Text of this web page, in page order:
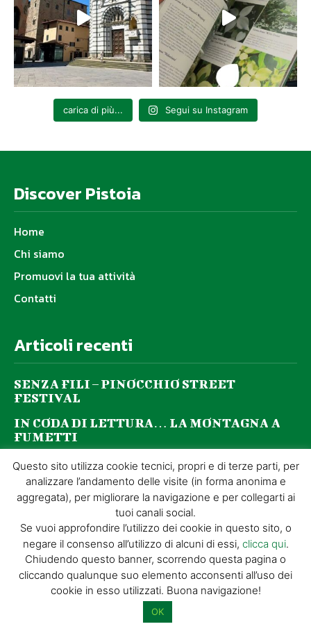
carica di più... Segui su Instagram
Discover Pistoia
Home
Chi siamo
Promuovi la tua attività
Contatti
Articoli recenti
SENZA FILI – PINOCCHIO STREET
FESTIVAL
IN CODA DI LETTURA… LA MONTAGNA A
FUMETTI
100 Numeri per Discover Pistoia!
La 6ª edizione di OltreLaRocca sta per
arrivare!
Naturart
100 Numeri per Discover Pistoia!
Aperture straordinarie della Fortezza di
Santa Barbara e dell’ex Chiesa del Tau con
Questo sito utilizza cookie tecnici, propri e di terze parti, per
analizzare l’andamento delle visite (in forma anonima e
aggregata), per migliorare la navigazione e per collegarti ai
tuoi canali social.
Se vuoi approfondire l’utilizzo dei cookie in questo sito, o
negare il consenso all’utilizzo di alcuni di essi, clicca qui.
Chiudendo questo banner, scorrendo questa pagina o
cliccando qualunque suo elemento acconsenti all’uso dei
cookie in esso utilizzati. Buona navigazione!
OK